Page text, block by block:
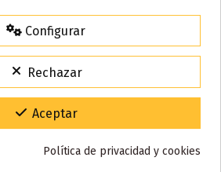
de descuento
VACACIONES15
paciencia y por seguir confiando en nosotros.
Configurar
Rechazar
Aceptar
Política de privacidad y cookies